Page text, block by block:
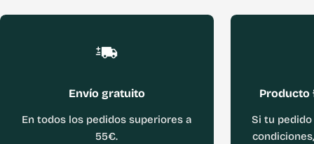
Envío gratuito
En todos los pedidos superiores a
55€.
Producto
Si tu